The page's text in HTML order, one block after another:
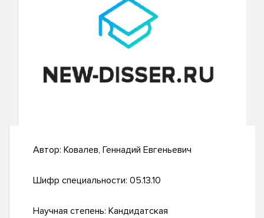
Автор: Ковалев, Геннадий Евгеньевич
Шифр специальности: 05.13.10
Научная степень: Кандидатская